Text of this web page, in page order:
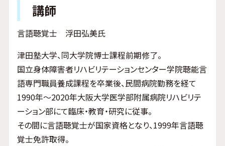
講師
言語聴覚士 浮田弘美氏
津田塾大学、同大学院博士課程前期修了。
国立身体障害者リハビリテーションセンター学院聴能言
語専門職員養成課程を卒業後、民間病院勤務を経て
1990年～2020年大阪大学医学部附属病院リハビリテ
ーション部にて臨床・教育・研究に従事。
その間に言語聴覚士が国家資格となり、1999年言語聴
覚士免許取得。